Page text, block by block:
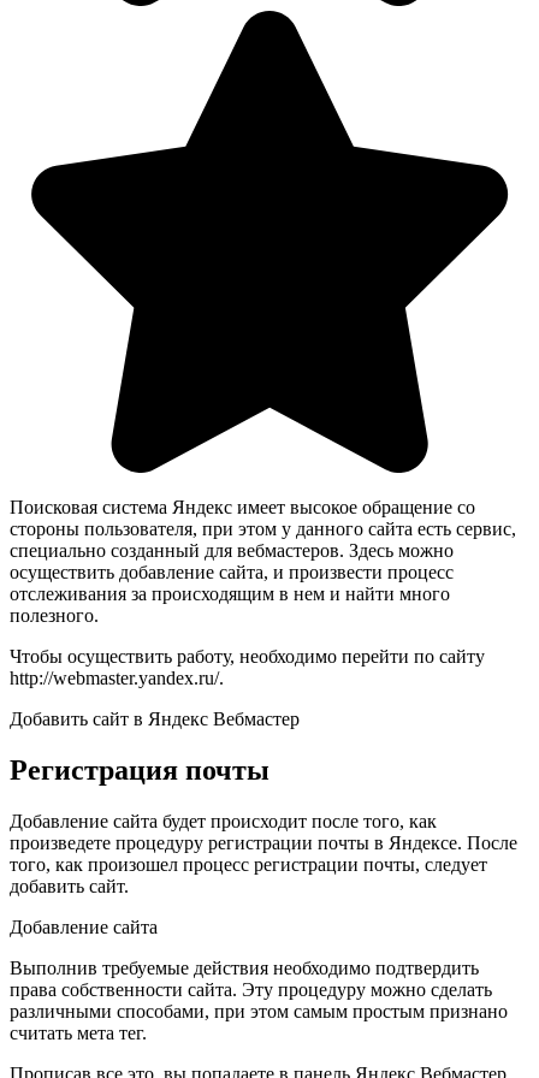
Поисковая система Яндекс имеет высокое обращение со
стороны пользователя, при этом у данного сайта есть сервис,
специально созданный для вебмастеров. Здесь можно
осуществить добавление сайта, и произвести процесс
отслеживания за происходящим в нем и найти много
полезного.
Чтобы осуществить работу, необходимо перейти по сайту
http://webmaster.yandex.ru/.
Добавить сайт в Яндекс Вебмастер
Регистрация почты
Добавление сайта будет происходит после того, как
произведете процедуру регистрации почты в Яндексе. После
того, как произошел процесс регистрации почты, следует
добавить сайт.
Добавление сайта
Выполнив требуемые действия необходимо подтвердить
права собственности сайта. Эту процедуру можно сделать
различными способами, при этом самым простым признано
считать мета тег.
Прописав все это, вы попадаете в панель Яндекс Вебмастер.